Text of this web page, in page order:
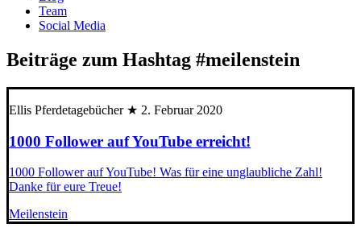
Team
Social Media
Beiträge zum Hashtag #meilenstein
Ellis Pferdetagebücher ★ 2. Februar 2020
1000 Follower auf YouTube erreicht!
1000 Follower auf YouTube! Was für eine unglaubliche Zahl!
Danke für eure Treue!
Meilenstein